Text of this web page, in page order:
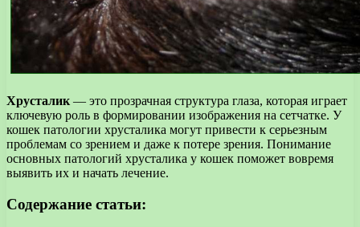
Хрусталик — это прозрачная структура глаза, которая играет
ключевую роль в формировании изображения на сетчатке. У
кошек патологии хрусталика могут привести к серьезным
проблемам со зрением и даже к потере зрения. Понимание
основных патологий хрусталика у кошек поможет вовремя
выявить их и начать лечение.
Содержание статьи: